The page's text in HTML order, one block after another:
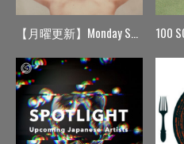
【月曜更新】Monday Spin 100